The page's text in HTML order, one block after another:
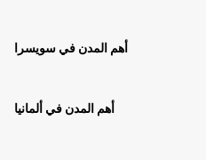
أهم المدن في سويسرا
أهم المدن في ألمانيا